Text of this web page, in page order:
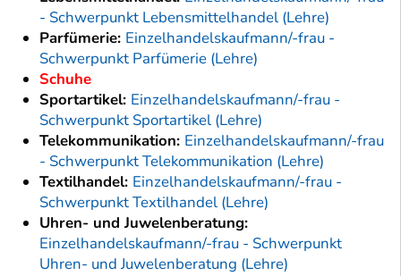
- Schwerpunkt Lebensmittelhandel (Lehre)
Parfümerie: Einzelhandelskaufmann/-frau -
Schwerpunkt Parfümerie (Lehre)
Schuhe
Sportartikel: Einzelhandelskaufmann/-frau -
Schwerpunkt Sportartikel (Lehre)
Telekommunikation: Einzelhandelskaufmann/-frau
- Schwerpunkt Telekommunikation (Lehre)
Textilhandel: Einzelhandelskaufmann/-frau -
Schwerpunkt Textilhandel (Lehre)
Uhren- und Juwelenberatung:
Einzelhandelskaufmann/-frau - Schwerpunkt
Uhren- und Juwelenberatung (Lehre)